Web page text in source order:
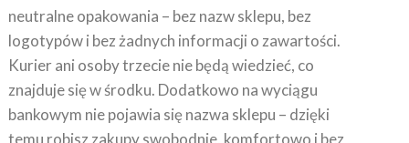
neutralne opakowania – bez nazw sklepu, bez
logotypów i bez żadnych informacji o zawartości.
Kurier ani osoby trzecie nie będą wiedzieć, co
znajduje się w środku. Dodatkowo na wyciągu
bankowym nie pojawia się nazwa sklepu – dzięki
temu robisz zakupy swobodnie, komfortowo i bez